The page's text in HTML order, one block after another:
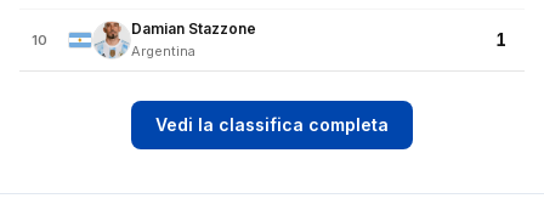
10
Damian Stazzone
Argentina
1
Vedi la classifica completa